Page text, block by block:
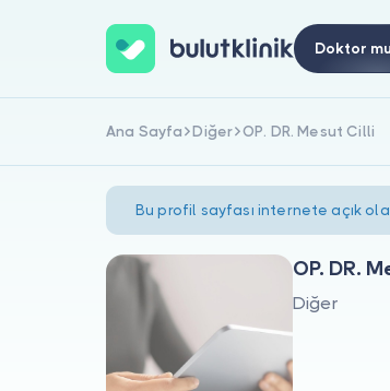
Doktor
Ana Sayfa Diğer OP. DR. Mesut Cilli
Bu profil sayfası internete açık
OP. DR.
Diğer